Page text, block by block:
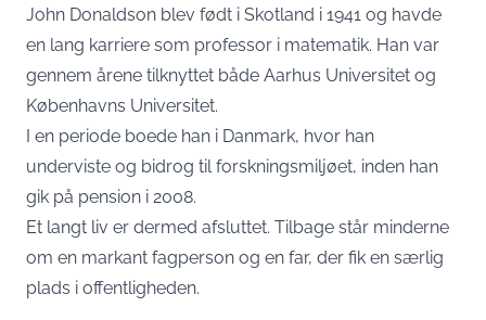
John Donaldson blev født i Skotland i 1941 og havde
en lang karriere som professor i matematik. Han var
gennem årene tilknyttet både Aarhus Universitet og
Københavns Universitet.
I en periode boede han i Danmark, hvor han
underviste og bidrog til forskningsmiljøet, inden han
gik på pension i 2008.
Et langt liv er dermed afsluttet. Tilbage står minderne
om en markant fagperson og en far, der fik en særlig
plads i offentligheden.